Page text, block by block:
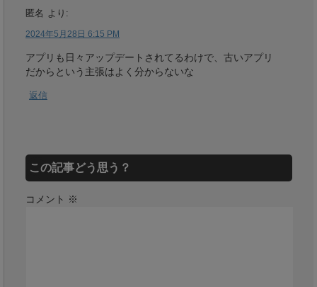
匿名 より:
2024年5月28日 6:15 PM
アプリも日々アップデートされてるわけで、古いアプリ
だからという主張はよく分からないな
返信
この記事どう思う？
コメント ※